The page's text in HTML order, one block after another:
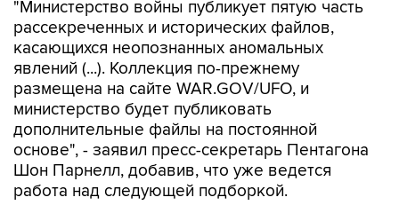
касающихся неопознанных аномальных
явлений (...). Коллекция по-прежнему
размещена на сайте WAR.GOV/UFO, и
министерство будет публиковать
дополнительные файлы на постоянной
основе", - заявил пресс-секретарь Пентагона
Шон Парнелл, добавив, что уже ведется
работа над следующей подборкой.
Как и в предыдущих публикациях, в